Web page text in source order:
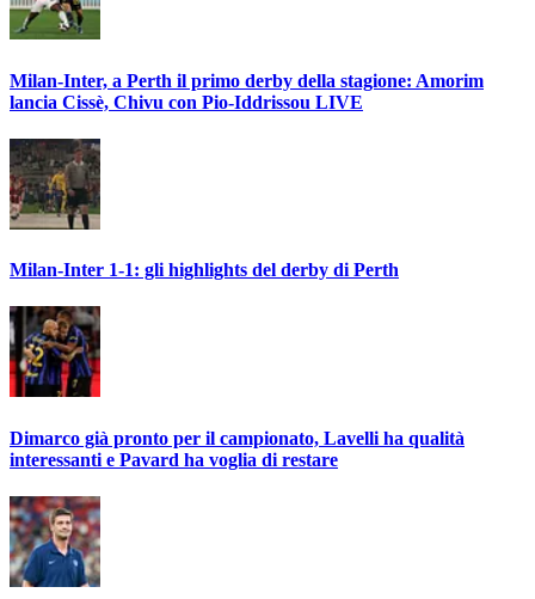
Milan-Inter, a Perth il primo derby della stagione: Amorim
lancia Cissè, Chivu con Pio-Iddrissou LIVE
Milan-Inter 1-1: gli highlights del derby di Perth
Dimarco già pronto per il campionato, Lavelli ha qualità
interessanti e Pavard ha voglia di restare